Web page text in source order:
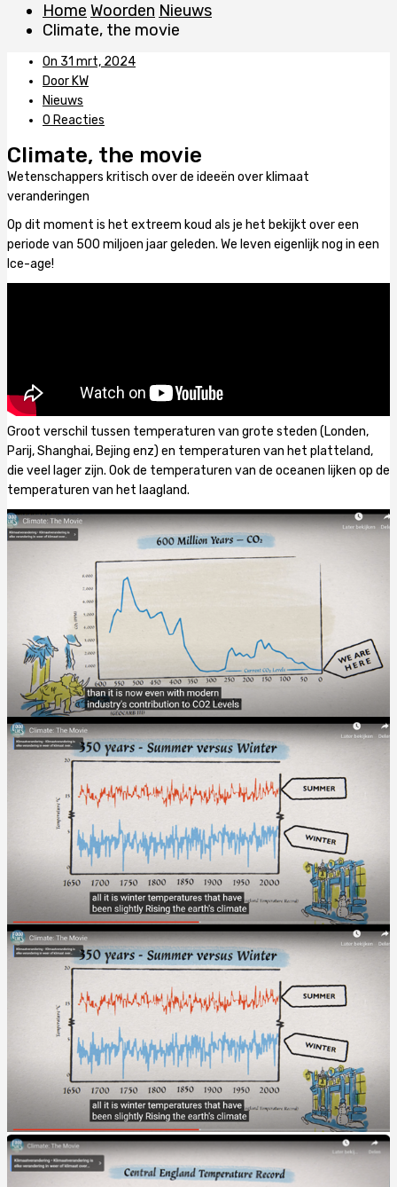
Home Woorden Nieuws
Climate, the movie
On 31 mrt, 2024
Door KW
Nieuws
0 Reacties
Climate, the movie
Wetenschappers kritisch over de ideeën over klimaat
veranderingen
Op dit moment is het extreem koud als je het bekijkt over een
periode van 500 miljoen jaar geleden. We leven eigenlijk nog in een
Ice-age!
Groot verschil tussen temperaturen van grote steden (Londen,
Parij, Shanghai, Bejing enz) en temperaturen van het platteland,
die veel lager zijn. Ook de temperaturen van de oceanen lijken op de
temperaturen van het laagland.